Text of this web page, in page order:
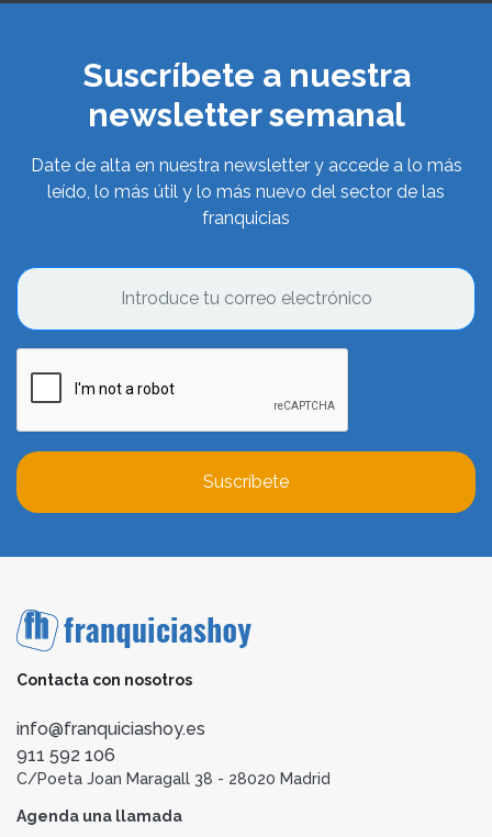
Suscríbete a nuestra
newsletter semanal
Date de alta en nuestra newsletter y accede a lo más
leído, lo más útil y lo más nuevo del sector de las
franquicias
Suscríbete
Contacta con nosotros
info@franquiciashoy.es
911 592 106
C/Poeta Joan Maragall 38 - 28020 Madrid
Agenda una llamada